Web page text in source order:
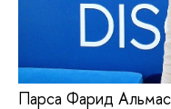
Парса Фарид